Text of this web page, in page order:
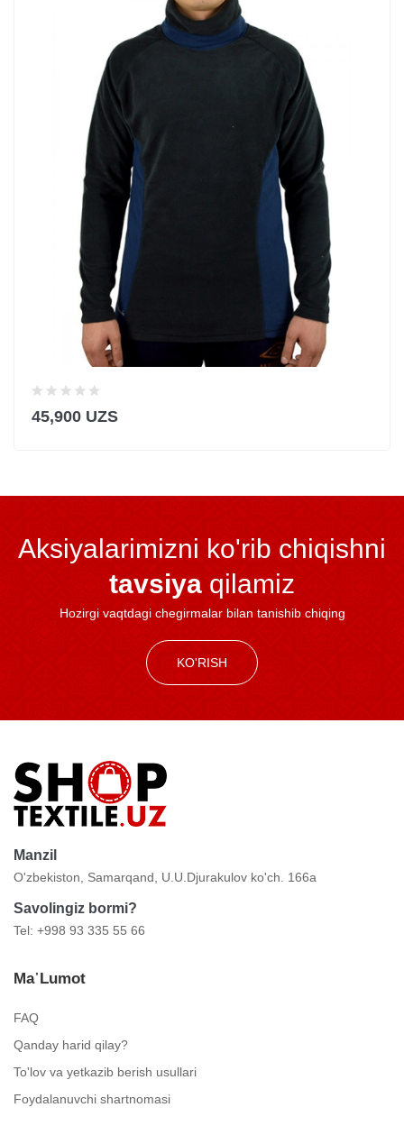
45,900 UZS
Aksiyalarimizni ko'rib chiqishni
tavsiya qilamiz
Hozirgi vaqtdagi chegirmalar bilan tanishib chiqing
KO'RISH
Manzil
O'zbekiston, Samarqand, U.U.Djurakulov ko'ch. 166a
Savolingiz bormi?
Tel: +998 93 335 55 66
Ma᾿lumot
FAQ
Qanday harid qilay?
To'lov va yetkazib berish usullari
Foydalanuvchi shartnomasi